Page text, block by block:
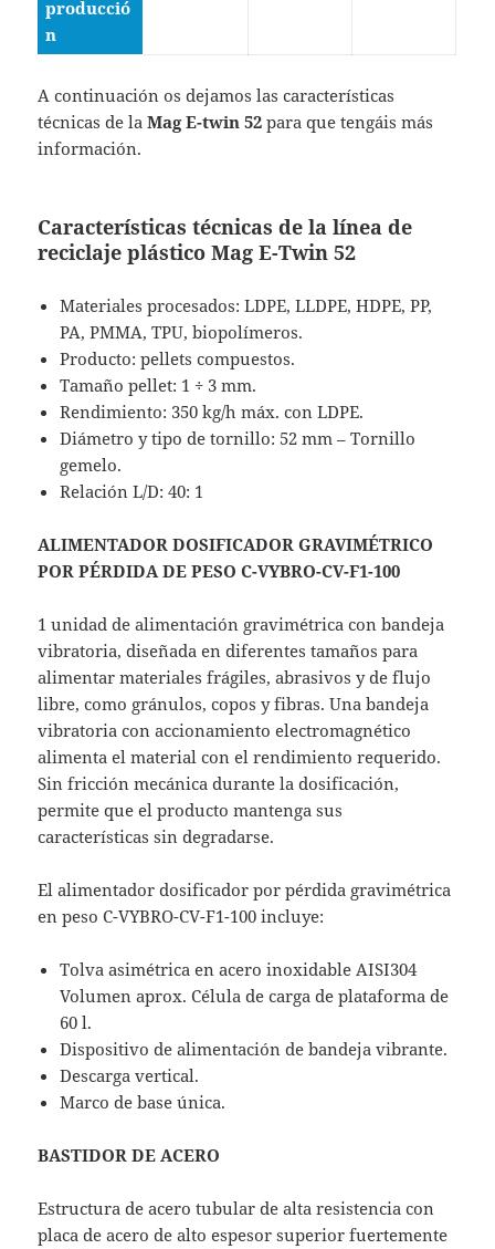
producció
n
A continuación os dejamos las características
técnicas de laMag E-twin 52 para que tengáis más
información.
Características técnicas de la línea de
reciclaje plástico Mag E-Twin 52
Materiales procesados: LDPE, LLDPE, HDPE, PP,
PA, PMMA, TPU, biopolímeros.
Producto: pellets compuestos.
Tamaño pellet: 1 ÷ 3 mm.
Rendimiento: 350 kg/h máx. con LDPE.
Diámetro y tipo de tornillo: 52 mm – Tornillo
gemelo.
Relación L/D: 40: 1
ALIMENTADOR DOSIFICADOR GRAVIMÉTRICO
POR PÉRDIDA DE PESO C-VYBRO-CV-F1-100
1 unidad de alimentación gravimétrica con bandeja
vibratoria, diseñada en diferentes tamaños para
alimentar materiales frágiles, abrasivos y de flujo
libre, como gránulos, copos y fibras. Una bandeja
vibratoria con accionamiento electromagnético
alimenta el material con el rendimiento requerido.
Sin fricción mecánica durante la dosificación,
permite que el producto mantenga sus
características sin degradarse.
El alimentador dosificador por pérdida gravimétrica
en peso C-VYBRO-CV-F1-100 incluye:
Tolva asimétrica en acero inoxidable AISI304
Volumen aprox. Célula de carga de plataforma de
60 l.
Dispositivo de alimentación de bandeja vibrante.
Descarga vertical.
Marco de base única.
BASTIDOR DE ACERO
Estructura de acero tubular de alta resistencia con
placa de acero de alto espesor superior fuertemente